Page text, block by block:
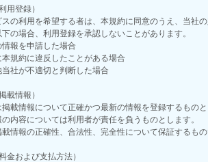
用登録）
の利用を希望する者は、本規約に同意のうえ、当社
の場合、利用登録を承認しないことがあります。
情報を申請した場合
本規約に違反したことがある場合
当社が不適切と判断した場合
載情報）
載情報について正確かつ最新の情報を登録するものと
内容については利用者が責任を負うものとします。
載情報の正確性、合法性、完全性について保証するもの
金および支払方法）